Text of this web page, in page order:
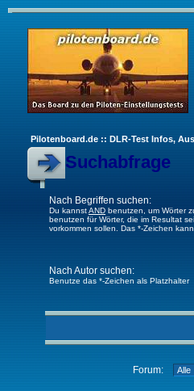
Pilotenboard.de :: DLR-Test Infos,
Suchabfrage
Nach Begriffen suchen:
Du kannstAND benutzen, um Wörter
benutzen für Wörter, die im Resultat
vorkommen sollen. Das *-Zeichen
Nach Autor suchen:
Benutze das *-Zeichen als Platzhalter
Forum: